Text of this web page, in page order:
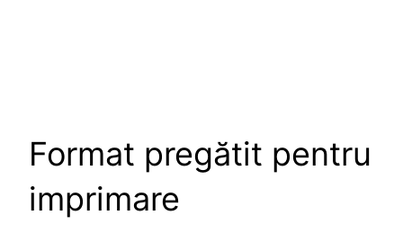
Format pregătit pentru
imprimare